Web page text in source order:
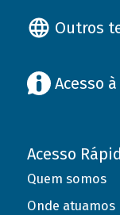
Outros
Acesso
Acesso
Quem somos
Onde atuamos